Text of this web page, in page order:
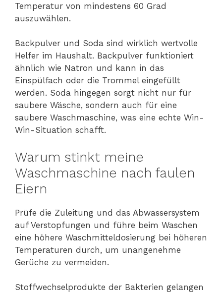
Temperatur von mindestens 60 Grad
auszuwählen.
Backpulver und Soda sind wirklich wertvolle
Helfer im Haushalt. Backpulver funktioniert
ähnlich wie Natron und kann in das
Einspülfach oder die Trommel eingefüllt
werden. Soda hingegen sorgt nicht nur für
saubere Wäsche, sondern auch für eine
saubere Waschmaschine, was eine echte Win-
Win-Situation schafft.
Warum stinkt meine
Waschmaschine nach faulen
Eiern
Prüfe die Zuleitung und das Abwassersystem
auf Verstopfungen und führe beim Waschen
eine höhere Waschmitteldosierung bei höheren
Temperaturen durch, um unangenehme
Gerüche zu vermeiden.
Stoffwechselprodukte der Bakterien gelangen